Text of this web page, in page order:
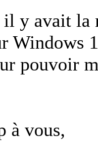
y avait la
Windows
pouvoir
à vous,